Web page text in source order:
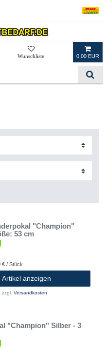
0,00 EUR
"Champion"
53 cm
€ / Stück
Artikel anzeigen
zzgl. Versandkosten
"Champion" Silber - 3